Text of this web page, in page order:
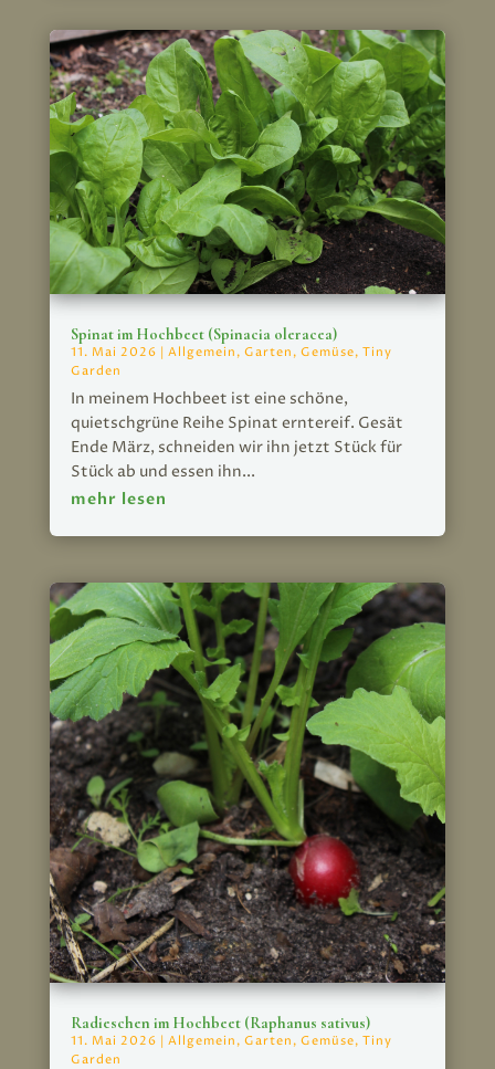
Spinat im Hochbeet (Spinacia oleracea)
11. Mai 2026 | Allgemein , Garten , Gemüse, Tiny
Garden
In meinem Hochbeet ist eine schöne,
quietschgrüne Reihe Spinat erntereif. Gesät
Ende März, schneiden wir ihn jetzt Stück für
Stück ab und essen ihn...
mehr lesen
Radieschen im Hochbeet (Raphanus sativus)
11. Mai 2026 | Allgemein , Garten , Gemüse, Tiny
Garden